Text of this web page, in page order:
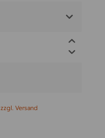
zzgl. Versand